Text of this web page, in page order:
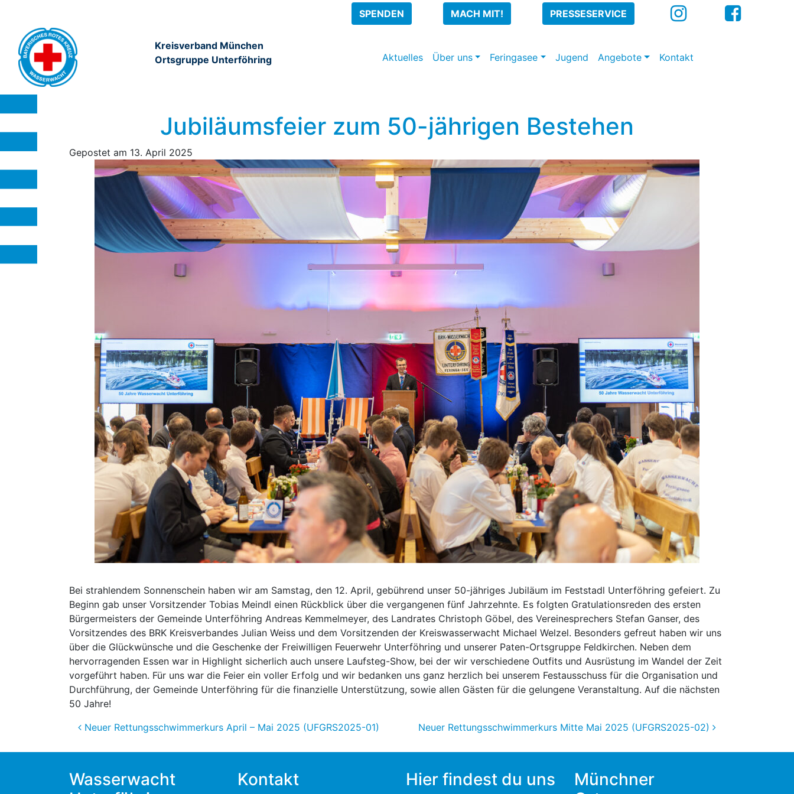
SPENDEN MACH MIT! PRESSESERVICE
Kreisverband München
Ortsgruppe Unterföhring
Aktuelles Über uns Feringasee Jugend Angebote Kontakt
Jubiläumsfeier zum 50-jährigen Bestehen
Gepostet am 13. April 2025
Bei strahlendem Sonnenschein haben wir am Samstag, den 12. April, gebührend unser 50-jähriges Jubiläum im Feststadl Unterföhring gefeiert. Zu
Beginn gab unser Vorsitzender Tobias Meindl einen Rückblick über die vergangenen fünf Jahrzehnte. Es folgten Gratulationsreden des ersten
Bürgermeisters der Gemeinde Unterföhring Andreas Kemmelmeyer, des Landrates Christoph Göbel, des Vereinesprechers Stefan Ganser, des
Vorsitzendes des BRK Kreisverbandes Julian Weiss und dem Vorsitzenden der Kreiswasserwacht Michael Welzel. Besonders gefreut haben wir uns
über die Glückwünsche und die Geschenke der Freiwilligen Feuerwehr Unterföhring und unserer Paten-Ortsgruppe Feldkirchen. Neben dem
hervorragenden Essen war in Highlight sicherlich auch unsere Laufsteg-Show, bei der wir verschiedene Outfits und Ausrüstung im Wandel der Zeit
vorgeführt haben. Für uns war die Feier ein voller Erfolg und wir bedanken uns ganz herzlich bei unserem Festausschuss für die Organisation und
Durchführung, der Gemeinde Unterföhring für die finanzielle Unterstützung, sowie allen Gästen für die gelungene Veranstaltung. Auf die nächsten
50 Jahre!
Beitragsnavigation
Neuer Rettungsschwimmerkurs April – Mai 2025 (UFGRS2025-01) Neuer Rettungsschwimmerkurs Mitte Mai 2025 (UFGRS2025-02)
Wasserwacht
Kontakt Hier findest du uns
Münchner